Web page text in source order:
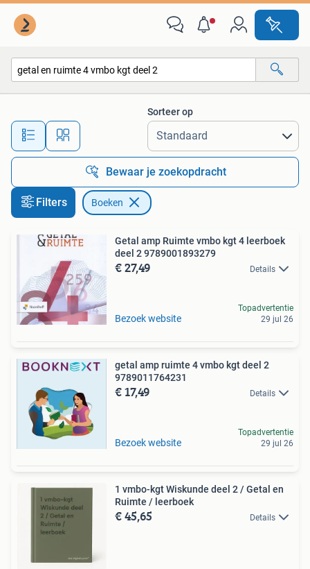
Alle afstanden…
Sorteer op
Bewaar je zoekopdracht
Filters Boeken
Getal amp Ruimte vmbo kgt 4 leerboek
deel 2 9789001893279
€ 27,49 Details
Bezoek website
Topadvertentie
29 jul 26
getal amp ruimte 4 vmbo kgt deel 2
9789011764231
€ 17,49 Details
Bezoek website
Topadvertentie
29 jul 26
1 vmbo-kgt Wiskunde deel 2 / Getal en
Ruimte / leerboek
€ 45,65 Details